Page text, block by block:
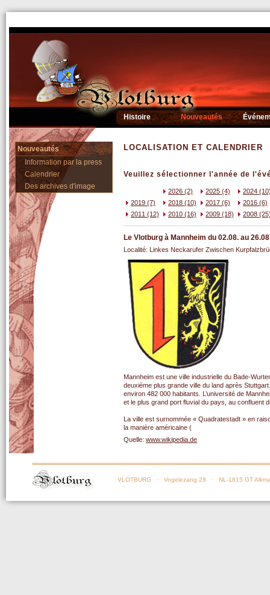
Histoire Nouveautés
Nouveautés
Information par la press
Calendrier
Des archives d'image
LOCALISATION ET CALENDRIER
Veuillez sélectionner l'année de
2026 (2) 2025 (4)
2024
2019 (7)
2018 (10) 2017 (6)
2016 (6)
2011 (12)
2010 (16) 2009 (18) 2008
Le Vlotburg à Mannheim du 02.08. au
Localité: Linkes Neckarufer Zwischen
Mannheim est une ville industrielle du Bade-
deuxième plus grande ville du land après
environ 482 000 habitants. L’université de
et le plus grand port fluvial du pays, au confluent
La ville est surnommée « Quadratestadt » en
la manière américaine (
Quelle: www.wikipedia.de
VLOTBURG · Vogelezang 28 · NL-1815 GT